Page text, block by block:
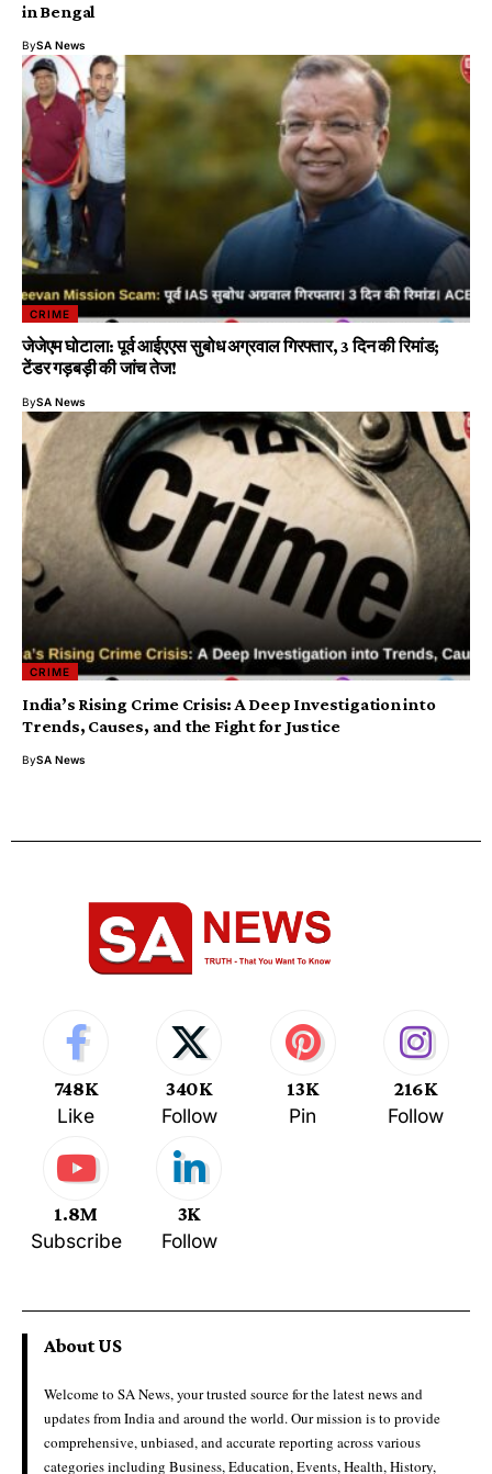
in Bengal
BySA News
CRIME
जेजेएम घोटाला: पूर्व आईएएस सुबोध अग्रवाल गिरफ्तार, 3 दिन की रिमांड;
टेंडर गड़बड़ी की जांच तेज!
BySA News
CRIME
India’s Rising Crime Crisis: A Deep Investigation into
Trends, Causes, and the Fight for Justice
BySA News
748K
Like
340K
Follow
13K
Pin
216K
Follow
1.8M
Subscribe
3K
Follow
About US
Welcome to SA News, your trusted source for the latest news and
updates from India and around the world. Our mission is to provide
comprehensive, unbiased, and accurate reporting across various
categories including Business, Education, Events, Health, History,